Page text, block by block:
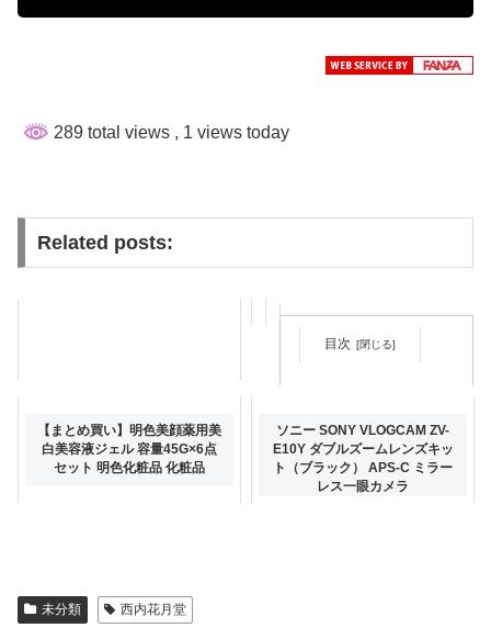
289 total views , 1 views today
Related posts:
目次
【まとめ買い】肌美精ONE リ
ンクルケア オールインワンマ
スク 容量50枚×15点セット ク
ラシエ シートマスク
【まとめ買い】明色美顔薬用美
白美容液ジェル 容量45G×6点
セット 明色化粧品 化粧品
ソニー SONY VLOGCAM ZV-
E10Y ダブルズームレンズキッ
ト（ブラック） APS-C ミラー
レス一眼カメラ
未分類 西内花月堂